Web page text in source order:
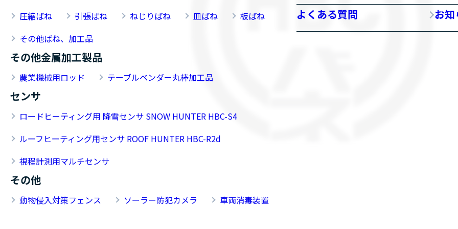
圧縮ばね 引張ばね ねじりばね 皿ばね
板ばね
その他ばね、加工品
その他金属加工製品
農業機械用ロッド テーブルベンダー丸棒加工品
センサ
ロードヒーティング用 降雪センサ SNOW HUNTER HBC-S4
ルーフヒーティング用センサ ROOF HUNTER HBC-R2d
視程計測用マルチセンサ
その他
動物侵入対策フェンス ソーラー防犯カメラ 車両消毒装置
よくある質問 お